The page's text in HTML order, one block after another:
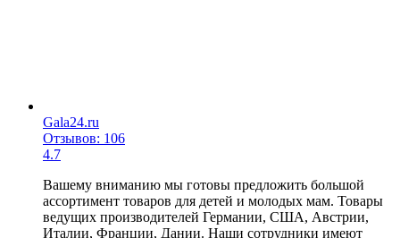
Gala24.ru
Отзывов: 106
4.7
Вашему вниманию мы готовы предложить большой
ассортимент товаров для детей и молодых мам. Товары
ведущих производителей Германии, США, Австрии,
Италии, Франции, Дании. Наши сотрудники имеют